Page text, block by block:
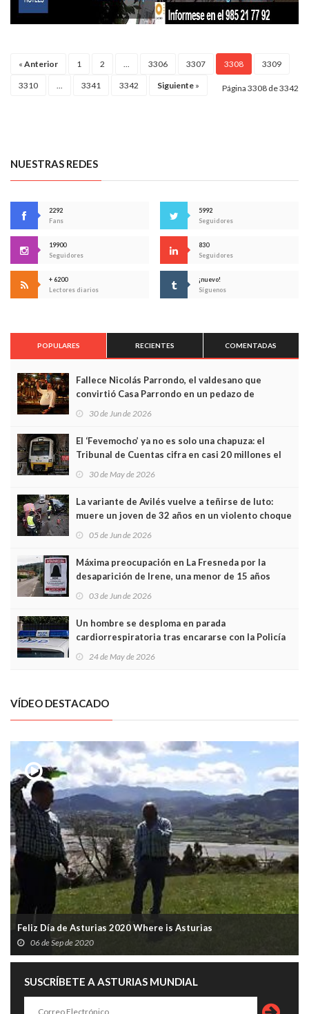
« Anterior 1 2 3306 3307 3308 3309
3310 3341 3342 Siguiente » Página 3308 de 3342
NUESTRAS REDES
2292
Fans
5992
Seguidores
19900
Seguidores
830
Seguidores
+ 6200
Lectores diarios
¡nuevo!
Síguenos
POPULARES RECIENTES COMENTADAS
Fallece Nicolás Parrondo, el valdesano que
convirtió Casa Parrondo en un pedazo de
30 de Jun de 2026
El ‘Fevemocho’ ya no es solo una chapuza: el
Tribunal de Cuentas cifra en casi 20 millones el
30 de May de 2026
La variante de Avilés vuelve a teñirse de luto:
muere un joven de 32 años en un violento choque
05 de Jun de 2026
Máxima preocupación en La Fresneda por la
desaparición de Irene, una menor de 15 años
03 de Jun de 2026
Un hombre se desploma en parada
cardiorrespiratoria tras encararse con la Policía
24 de May de 2026
VÍDEO DESTACADO
Feliz Día de Asturias 2020 Where is Asturias
06 de Sep de 2020
SUSCRÍBETE A ASTURIAS MUNDIAL